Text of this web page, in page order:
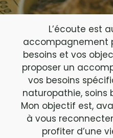
L’écoute est
accompagnement
besoins et vos
proposer un
vos besoins
naturopathie, soins
Mon objectif est,
à vous
profiter d’une